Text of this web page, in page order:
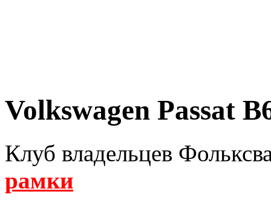
Volkswagen Passat
Клуб владельцев
рамки